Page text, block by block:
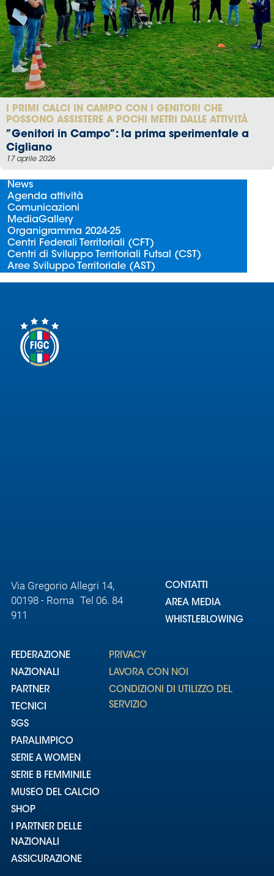
I PRIMI CALCI IN CAMPO CON I GENITORI CHE
POSSONO ASSISTERE A POCHI METRI DALLE ATTIVITÀ
”Genitori in Campo”: la prima sperimentale a
Cigliano
17 aprile 2026
News
Agenda attività
Comunicazioni
MediaGallery
Organigramma 2024-25
Centri Federali Territoriali (CFT)
Centri di Sviluppo Territoriali Futsal (CST)
Aree Sviluppo Territoriale (AST)
Via Gregorio Allegri 14,
00198 - Roma Tel 06. 84
911
CONTATTI
AREA MEDIA
WHISTLEBLOWING
FEDERAZIONE
NAZIONALI
PARTNER
TECNICI
SGS
PARALIMPICO
SERIE A WOMEN
SERIE B FEMMINILE
MUSEO DEL CALCIO
SHOP
I PARTNER DELLE
NAZIONALI
ASSICURAZIONE
PRIVACY
LAVORA CON NOI
CONDIZIONI DI UTILIZZO DEL
SERVIZIO